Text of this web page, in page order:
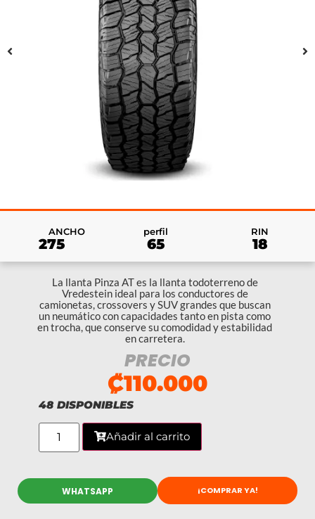
ANCHO
275
perfil
65
RIN
18
La llanta Pinza AT es la llanta todoterreno de
Vredestein ideal para los conductores de
camionetas, crossovers y SUV grandes que buscan
un neumático con capacidades tanto en pista como
en trocha, que conserve su comodidad y estabilidad
en carretera.
PRECIO
₡110.000
48 DISPONIBLES
Añadir al carrito
WHATSAPP ¡COMPRAR YA!